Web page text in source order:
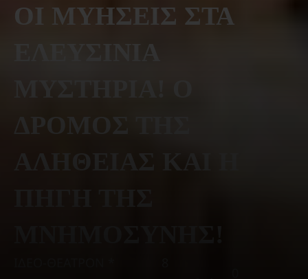
ΟΙ ΜΥΗΣΕΙΣ ΣΤΑ
ΕΛΕΥΣΙΝΙΑ
ΔΡΟΜΟΣ ΤΗΣ